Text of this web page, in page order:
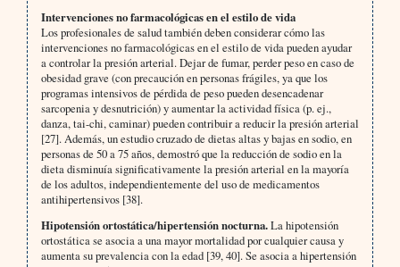
Intervenciones no farmacológicas en el estilo de vida
Los profesionales de salud también deben considerar cómo las
intervenciones no farmacológicas en el estilo de vida pueden ayudar
a controlar la presión arterial. Dejar de fumar, perder peso en caso de
obesidad grave (con precaución en personas frágiles, ya que los
programas intensivos de pérdida de peso pueden desencadenar
sarcopenia y desnutrición) y aumentar la actividad física (p. ej.,
danza, tai-chi, caminar) pueden contribuir a reducir la presión arterial
[27]. Además, un estudio cruzado de dietas altas y bajas en sodio, en
personas de 50 a 75 años, demostró que la reducción de sodio en la
dieta disminuía significativamente la presión arterial en la mayoría
de los adultos, independientemente del uso de medicamentos
antihipertensivos [38].
Hipotensión ortostática/hipertensión nocturna.La hipotensión
ortostática se asocia a una mayor mortalidad por cualquier causa y
aumenta su prevalencia con la edad [39, 40]. Se asocia a hipertensión